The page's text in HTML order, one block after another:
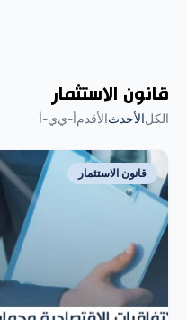
قانون الاستثمار
الكلالأحدثالأقدمأ-يي-أ
قانون الاستثمار